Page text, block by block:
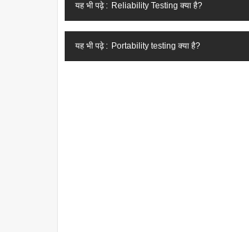
यह भी पढ़े : Reliability Testing क्या है?
यह भी पढ़े : Portability testing क्या है?